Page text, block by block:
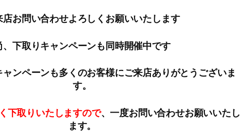
店お問い合わせよろしくお願いいたします
、下取りキャンペーンも同時開催中です
ャンペーンも多くのお客様にご来店ありがとうございま
す。
下取りいたしますので、一度お問い合わせお願いいたし
ます。